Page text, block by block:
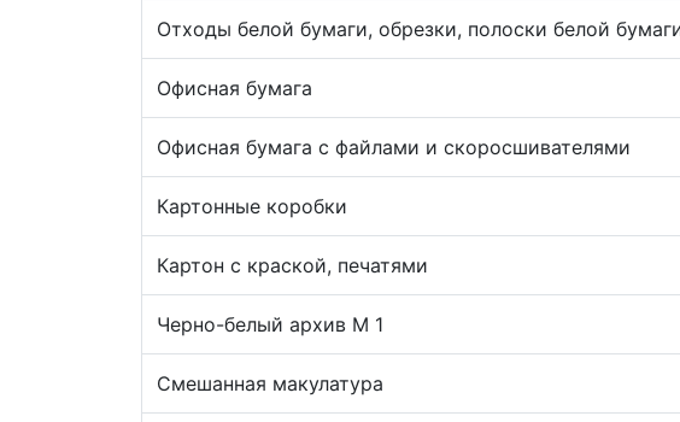
Отходы белой бумаги, обрезки, полоски белой
Офисная бумага
Офисная бумага с файлами и скоросшивателями
Картонные коробки
Картон с краской, печатями
Черно-белый архив М 1
Смешанная макулатура